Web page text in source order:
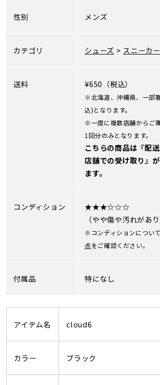
性別 メンズ
カテゴリ シューズ > スニーカー
送料 ¥650（税込）
※北海道、沖縄県、一部
込)となります。
※一度に複数店舗からご
1回分のみとなります。
こちらの商品は『配
店舗での受け取り』
ます。
コンディション
★★★☆☆☆
（やや傷や汚れがあり
※コンディションについ
点をご確認ください。
付属品 特になし
アイテム名 cloud6
カラー ブラック